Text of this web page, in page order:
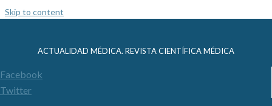
Skip to content
ACTUALIDAD MÉDICA. REVISTA CIENTÍFICA MÉDICA
Facebook
Twitter